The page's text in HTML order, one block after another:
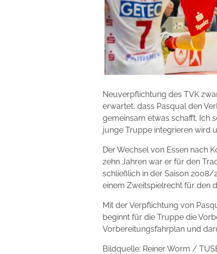
Neuverpflichtung des TVK
erwartet, dass Pasqual den
gemeinsam etwas schafft. Ich
junge Truppe integrieren wird
Der Wechsel von Essen nach
zehn Jahren war er für den
schließlich in der Saison
einem Zweitspielrecht für den
Mit der Verpflichtung von
beginnt für die Truppe die
Vorbereitungsfahrplan und
Bildquelle: Reiner Worm /